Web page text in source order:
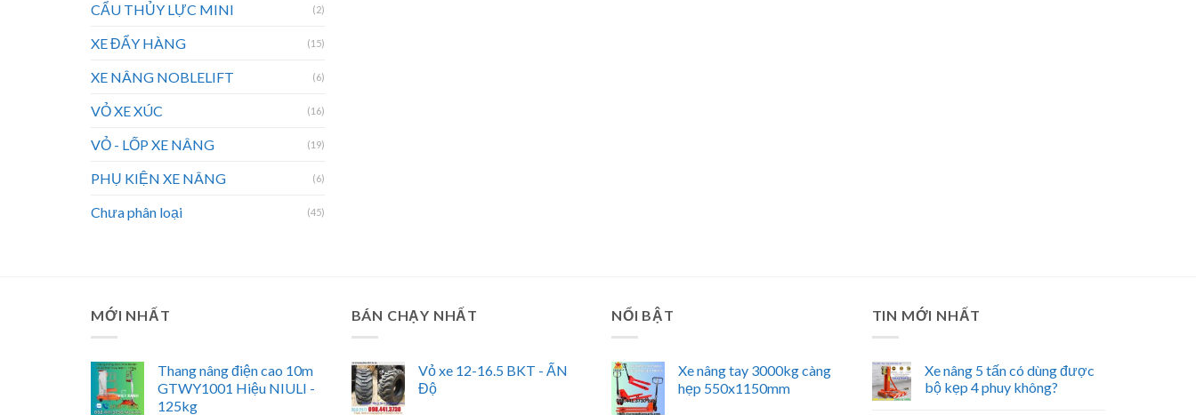
CẨU THỦY LỰC MINI (2)
XE ĐẨY HÀNG (15)
XE NÂNG NOBLELIFT (6)
VỎ XE XÚC (16)
VỎ - LỐP XE NÂNG (19)
PHỤ KIỆN XE NÂNG (6)
Chưa phân loại (45)
MỚI NHẤT
Thang nâng điện cao 10m
GTWY1001 Hiệu NIULI -
125kg
BÁN CHẠY NHẤT
Vỏ xe 12-16.5 BKT - ẤN
Độ
NỔI BẬT
Xe nâng tay 3000kg càng
hẹp 550x1150mm
TIN MỚI NHẤT
Xe nâng 5 tấn có dùng được
bộ kẹp 4 phuy không?